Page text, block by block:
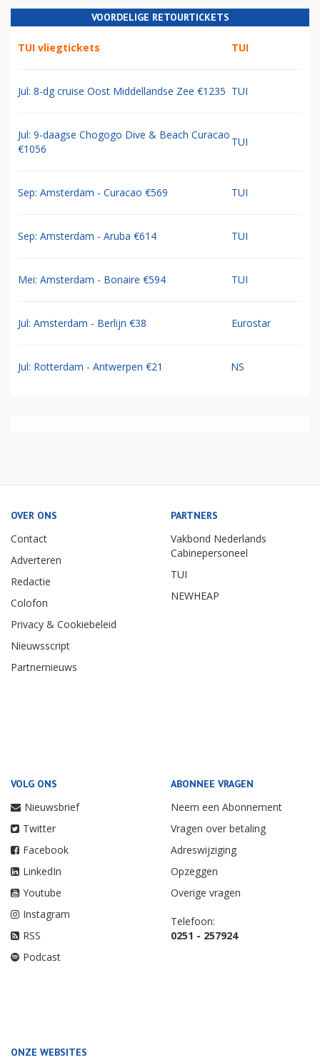
VOORDELIGE RETOURTICKETS
TUI vliegtickets TUI
Jul: 8-dg cruise Oost Middellandse Zee €1235 TUI
Jul: 9-daagse Chogogo Dive & Beach Curacao
€1056
TUI
Sep: Amsterdam - Curacao €569 TUI
Sep: Amsterdam - Aruba €614 TUI
Mei: Amsterdam - Bonaire €594 TUI
Jul: Amsterdam - Berlijn €38 Eurostar
Jul: Rotterdam - Antwerpen €21 NS
OVER ONS
Contact
Adverteren
Redactie
Colofon
Privacy & Cookiebeleid
Nieuwsscript
Partnernieuws
PARTNERS
Vakbond Nederlands
Cabinepersoneel
TUI
NEWHEAP
VOLG ONS
Nieuwsbrief
Twitter
Facebook
LinkedIn
Youtube
Instagram
RSS
Podcast
ABONNEE VRAGEN
Neem een Abonnement
Vragen over betaling
Adreswijziging
Opzeggen
Overige vragen
Telefoon:
0251 - 257924
ONZE WEBSITES